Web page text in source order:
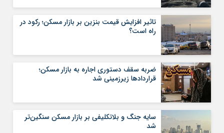
مرا به خاطر بسپار
تاثیر افزایش قیمت بنزین بر بازار مسکن؛ رکود در
راه است؟
ضربه سقف دستوری اجاره به بازار مسکن؛
قراردادها زیرزمینی شد
سایه جنگ و بلاتکلیفی بر بازار مسکن سنگین‌تر
شد